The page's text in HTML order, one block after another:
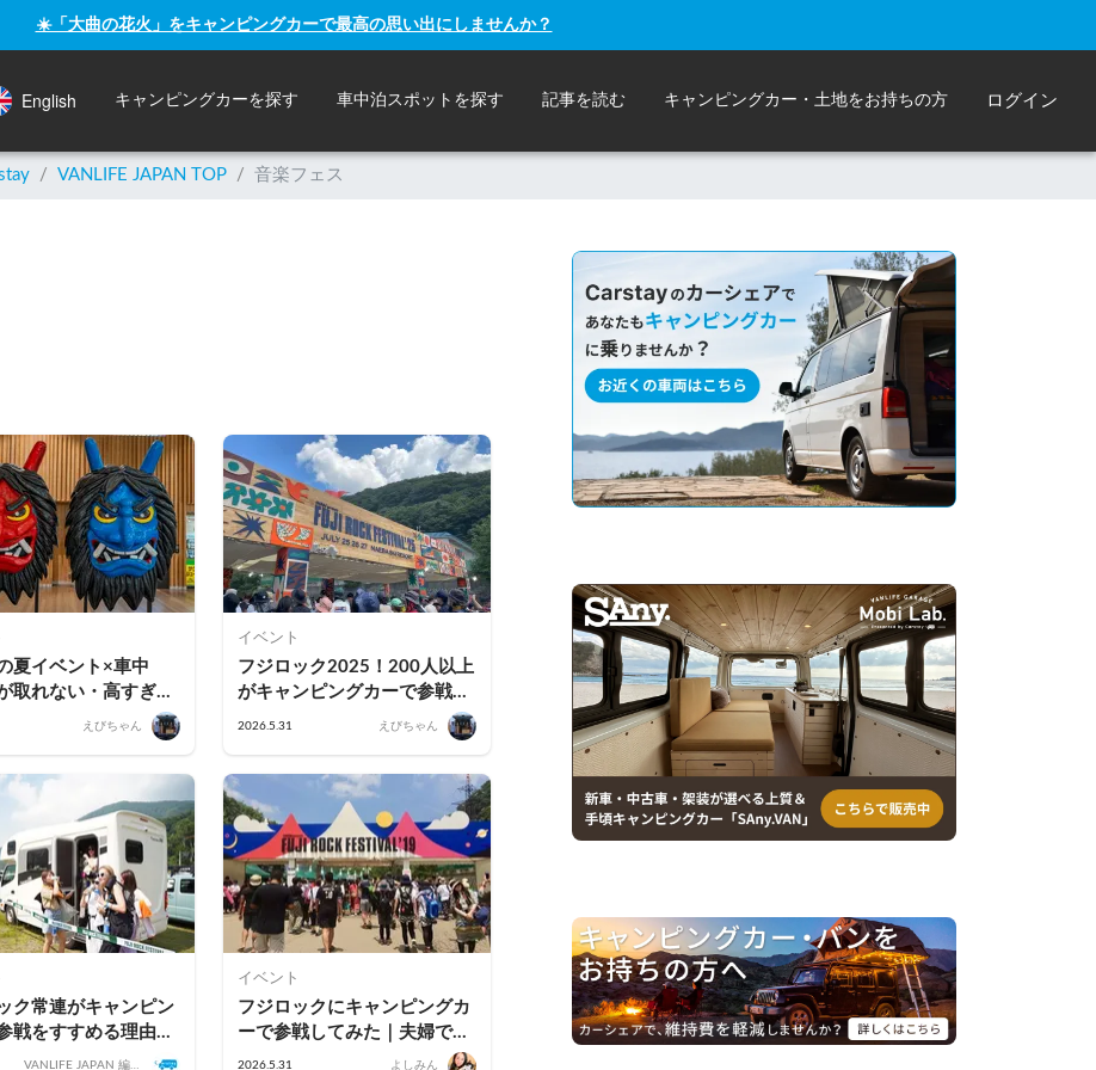
☀️「大曲の花火」をキャンピングカーで最高の思い出にしませんか？
English キャンピングカーを探す 車中泊スポットを探す 記事を読む キャンピングカー・土地をお持ちの方 ログイン
/ VANLIFE JAPAN TOP / 音楽フェス
夏イベント×車中
取れない・高すぎる
東北出身者が選ぶ、
ェス・竿燈を楽しむ
えびちゃん
イベント
フジロック2025！200人以上
がキャンピングカーで参戦し
た「快適フェス体験」とは？
2026.5.31 えびちゃん
ク常連がキャンピン
戦をすすめる理由｜
メリットと過ごし方
VANLIFE JAPAN 編集
イベント
フジロックにキャンピングカ
ーで参戦してみた｜夫婦で楽
しんだ車中泊の体験談と持ち
2026.5.31 よしみん